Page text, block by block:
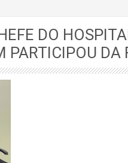
DO
PARTICIPOU DA